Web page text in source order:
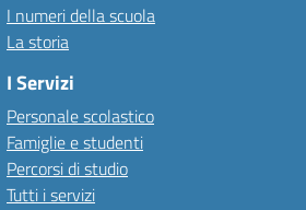
I numeri della scuola
La storia
I Servizi
Personale scolastico
Famiglie e studenti
Percorsi di studio
Tutti i servizi